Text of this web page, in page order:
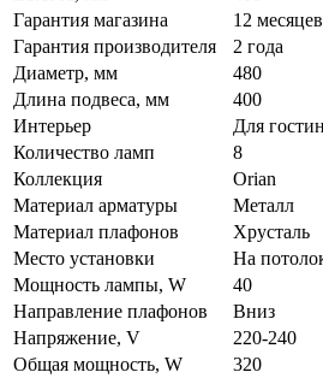
Гарантия магазина
12 месяцев
Гарантия производителя
2 года
Диаметр, мм
480
Длина подвеса, мм
400
Интерьер
Для
Количество ламп
8
Коллекция
Orian
Материал арматуры
Металл
Материал плафонов
Хрусталь
Место установки
На
Мощность лампы, W
40
Направление плафонов
Вниз
Напряжение, V
220-240
Общая мощность, W
320